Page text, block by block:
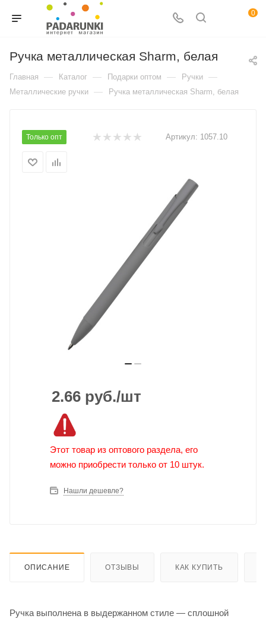
0
Ручка металлическая Sharm, белая
Главная — Каталог — Подарки оптом — Ручки —
Металлические ручки — Ручка металлическая Sharm, белая
Только опт Артикул: 1057.10
2.66 руб./шт
Этот товар из оптового раздела, его
можно приобрести только от 10 штук.
Нашли дешевле?
ОПИСАНИЕ ОТЗЫВЫ КАК КУПИТЬ
Ручка выполнена в выдержанном стиле — сплошной